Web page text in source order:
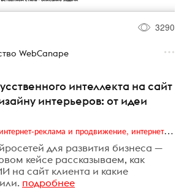
3290
WebCanape
интеллекта на сайт
интерьеров: от идеи
Digital (web-дизайн, интернет-реклама и продвижение, интернет-сообщества и блоги, интернет-коммуникации, мобильный маркетинг, реклама на цифровых экранах)
для развития бизнеса —
кейсе рассказываем, как
на сайт клиента и какие
подробнее